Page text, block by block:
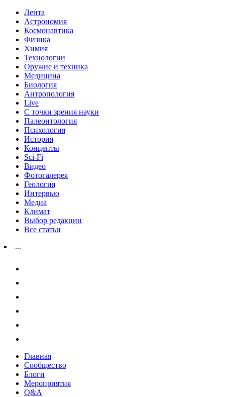
Лента
Астрономия
Космонавтика
Физика
Химия
Технологии
Оружие и техника
Медицина
Биология
Антропология
Live
С точки зрения науки
Палеонтология
Психология
История
Концепты
Sci-Fi
Видео
Фотогалерея
Геология
Интервью
Медиа
Климат
Выбор редакции
Все статьи
...
Главная
Сообщество
Блоги
Мероприятия
Q&A